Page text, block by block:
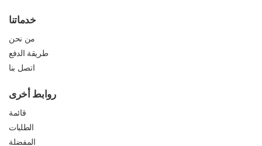
خدماتنا
من نحن
طريقة الدفع
اتصل بنا
روابط أخرى
قائمة
الطلبات
المفضلة